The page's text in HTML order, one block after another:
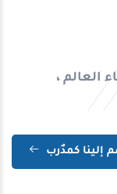
العالم ،
إلينا كمدٌرب